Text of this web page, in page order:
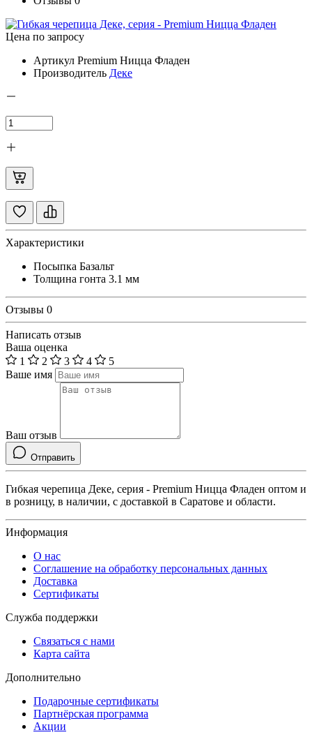
Цена по запросу
Артикул Premium Ницца Фладен
Производитель Деке
Характеристики
Посыпка Базальт
Толщина гонта 3.1 мм
Отзывы 0
Написать отзыв
Ваша оценка
1
2 3 4
5
Ваше имя
Ваш отзыв
Отправить
Гибкая черепица Деке, серия - Premium Ницца Фладен оптом и
в розницу, в наличии, с доставкой в Саратове и области.
Информация
О нас
Соглашение на обработку персональных данных
Доставка
Сертификаты
Служба поддержки
Связаться с нами
Карта сайта
Дополнительно
Подарочные сертификаты
Партнёрская программа
Акции